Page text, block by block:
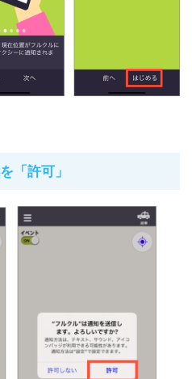
「許可」